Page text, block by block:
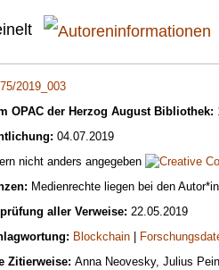
2019_003
OPAC der Herzog August Bibliothek:
04.07.2019
nicht anders angegeben
Medienrechte liegen bei den
aller Verweise: 22.05.2019
Blockchain
Zitierweise: Anna Neovesky, Julius